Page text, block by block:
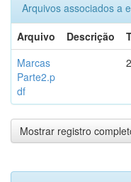
Arquivos associados a
Arquivo
Descrição
Marcas
Parte2.p
df
Mostrar registro